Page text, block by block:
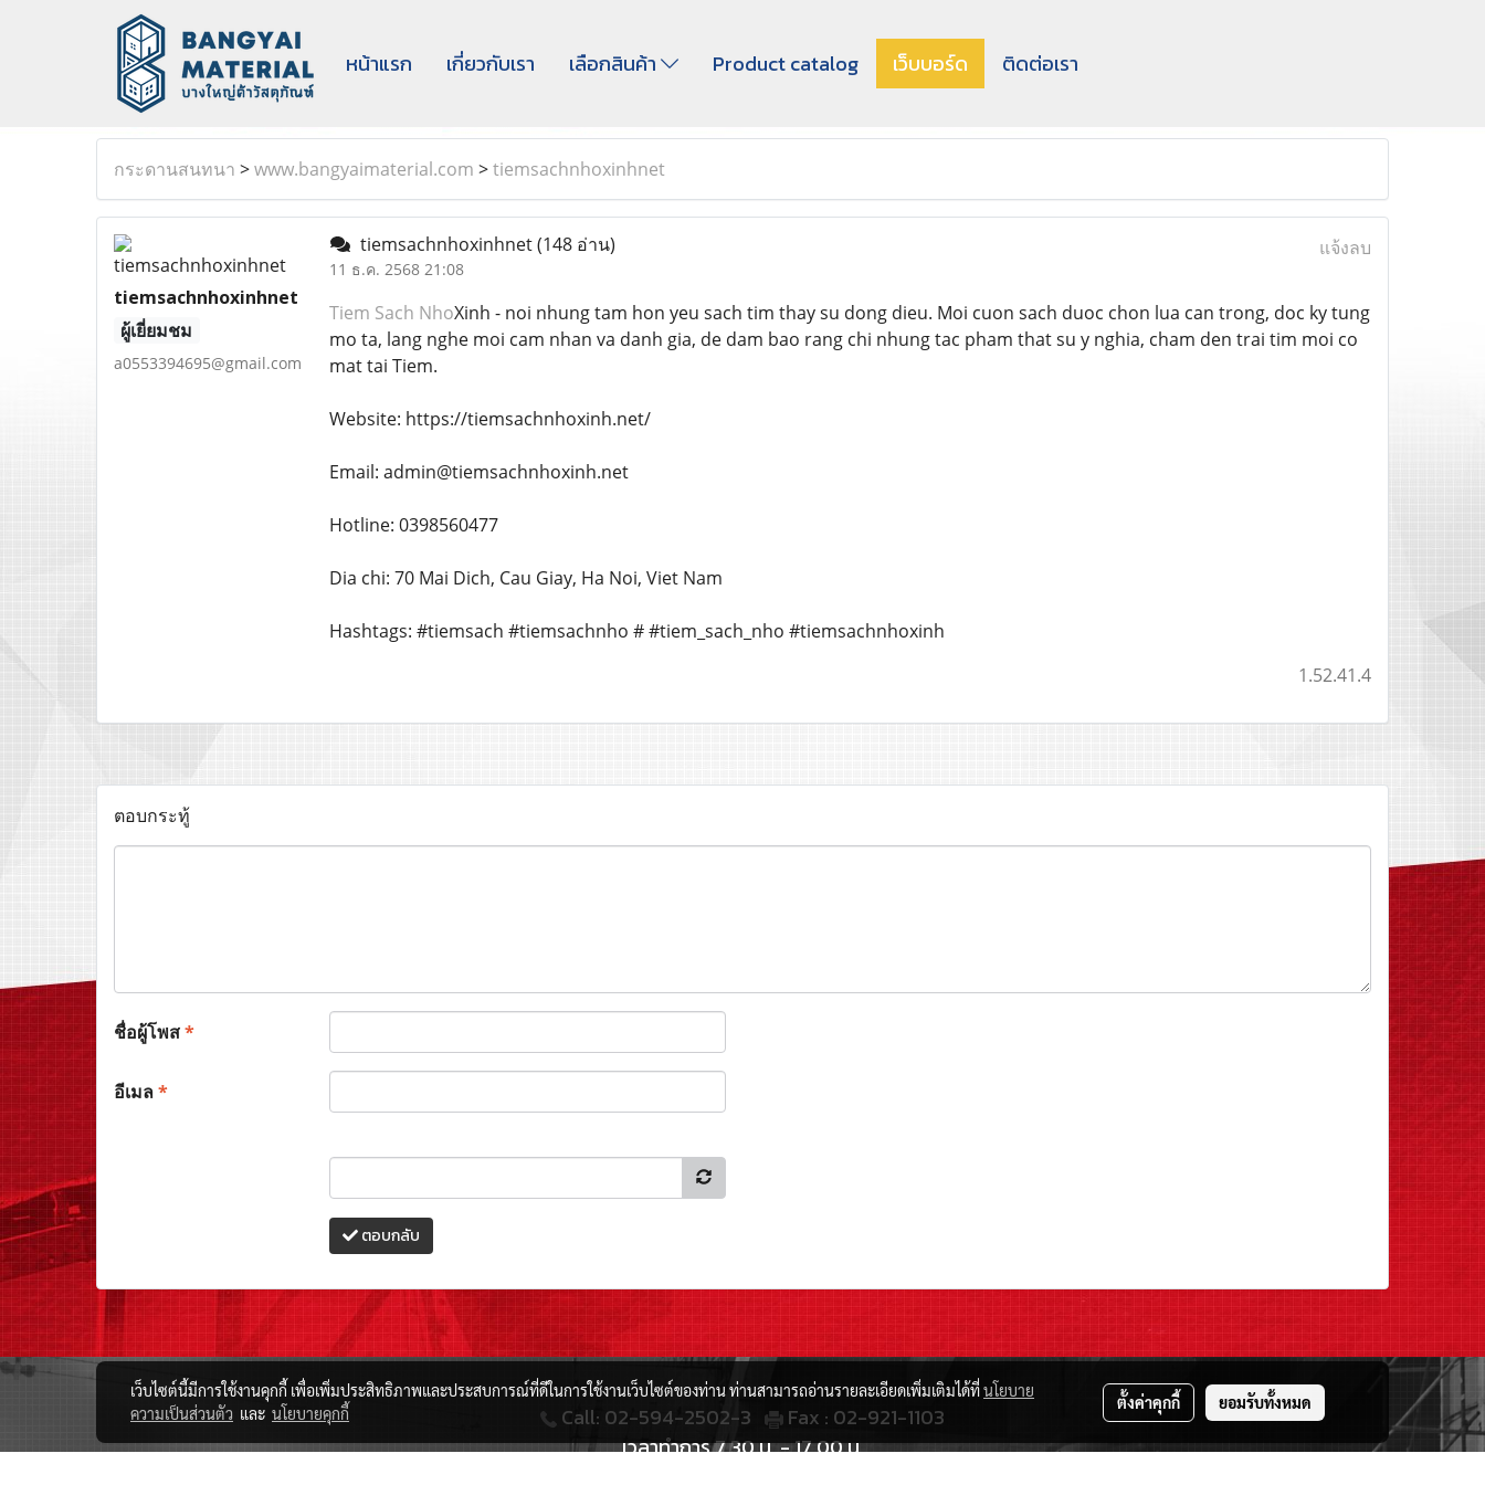
หน้าแรก เกี่ยวกับเรา เลือกสินค้า Product catalog เว็บบอร์ด ติดต่อเรา
กระดานสนทนา >www.bangyaimaterial.com >tiemsachnhoxinhnet
tiemsachnhoxinhnet
ผู้เยี่ยมชม
a0553394695@gmail.com
tiemsachnhoxinhnet(148 อ่าน)
11 ธ.ค. 2568 21:08
แจ้งลบ
Tiem Sach NhoXinh - noi nhung tam hon yeu sach tim thay su dong dieu. Moi cuon sach duoc chon lua can trong, doc ky tung
mo ta, lang nghe moi cam nhan va danh gia, de dam bao rang chi nhung tac pham that su y nghia, cham den trai tim moi co
mat tai Tiem.
Website: https://tiemsachnhoxinh.net/
Email: admin@tiemsachnhoxinh.net
Hotline: 0398560477
Dia chi: 70 Mai Dich, Cau Giay, Ha Noi, Viet Nam
Hashtags: #tiemsach #tiemsachnho # #tiem_sach_nho #tiemsachnhoxinh
1.52.41.4
ตอบกระทู้
ชื่อผู้โพส*
อีเมล*
ตอบกลับ
Call: 02-594-2502-3
Fax : 02-921-1103
เวลาทำการ 7.30 น. - 17.00 น.
เว็บไซต์นี้มีการใช้งานคุกกี้ เพื่อเพิ่มประสิทธิภาพและประสบการณ์ที่ดีในการใช้งานเว็บไซต์ของท่าน ท่านสามารถอ่านรายละเอียดเพิ่มเติมได้ที่นโยบาย
ความเป็นส่วนตัว และ นโยบายคุกกี้
ตั้งค่าคุกกี้ ยอมรับทั้งหมด